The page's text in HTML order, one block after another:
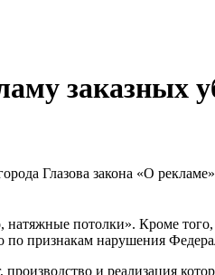
заказных
Глазова закона «О
потолки». Кроме
признакам нарушения
производство и реализация